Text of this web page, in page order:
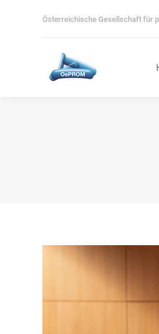
Österreichische Gesellschaft für
Home